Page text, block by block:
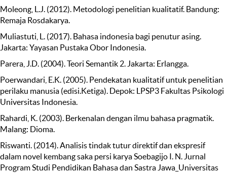
Moleong, L.J. (2012). Metodologi penelitian kualitatif. Bandung:
Remaja Rosdakarya.
Muliastuti, L. (2017). Bahasa indonesia bagi penutur asing.
Jakarta: Yayasan Pustaka Obor Indonesia.
Parera, J.D. (2004). Teori Semantik 2. Jakarta: Erlangga.
Poerwandari, E.K. (2005). Pendekatan kualitatif untuk penelitian
perilaku manusia (edisi.Ketiga). Depok: LPSP3 Fakultas Psikologi
Universitas Indonesia.
Rahardi, K. (2003). Berkenalan dengan ilmu bahasa pragmatik.
Malang: Dioma.
Riswanti. (2014). Analisis tindak tutur direktif dan ekspresif
dalam novel kembang saka persi karya Soebagijo I. N. Jurnal
Program Studi Pendidikan Bahasa dan Sastra Jawa_Universitas